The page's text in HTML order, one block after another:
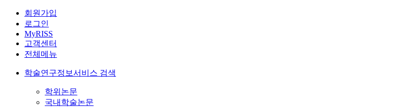
회원가입
로그인
MyRISS
고객센터
전체메뉴
학술연구정보서비스 검색
학위논문
국내학술논문